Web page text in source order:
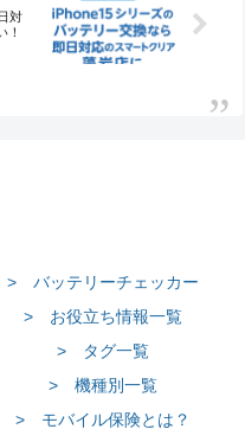
対
！
> バッテリーチェッカー
> お役立ち情報一覧
> タグ一覧
> 機種別一覧
> モバイル保険とは？